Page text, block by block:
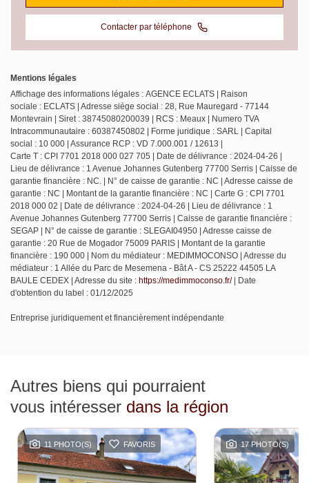
Contacter par téléphone
Mentions légales
Affichage des informations légales : AGENCE ECLATS | Raison
sociale : ECLATS | Adresse siège social : 28, Rue Mauregard - 77144
Montevrain | Siret : 38745080200039 | RCS : Meaux | Numero TVA
Intracommunautaire : 60387450802 | Forme juridique : SARL | Capital
social : 10 000 | Assurance RCP : VD 7.000.001 / 12613 |
Carte T : CPI 7701 2018 000 027 705 | Date de délivrance : 2024-04-26 |
Lieu de délivrance : 1 Avenue Johannes Gutenberg 77700 Serris | Caisse de
garantie financière : NC. | N° de caisse de garantie : NC | Adresse caisse de
garantie : NC | Montant de la garantie financière : NC | Carte G : CPI 7701
2018 000 02 | Date de délivrance : 2024-04-26 | Lieu de délivrance : 1
Avenue Johannes Gutenberg 77700 Serris | Caisse de garantie financière :
SEGAP | N° de caisse de garantie : SLEGAI04950 | Adresse caisse de
garantie : 20 Rue de Mogador 75009 PARIS | Montant de la garantie
financière : 190 000 | Nom du médiateur : MEDIMMOCONSO | Adresse du
médiateur : 1 Allée du Parc de Mesemena - Bât A - CS 25222 44505 LA
BAULE CEDEX | Adresse du site : https://medimmoconso.fr/| Date
d'obtention du label : 01/12/2025
Entreprise juridiquement et financièrement indépendante
Autres biens qui pourraient
vous intéresser dans la région
11 PHOTO(S) FAVORIS 17 PHOTO(S)